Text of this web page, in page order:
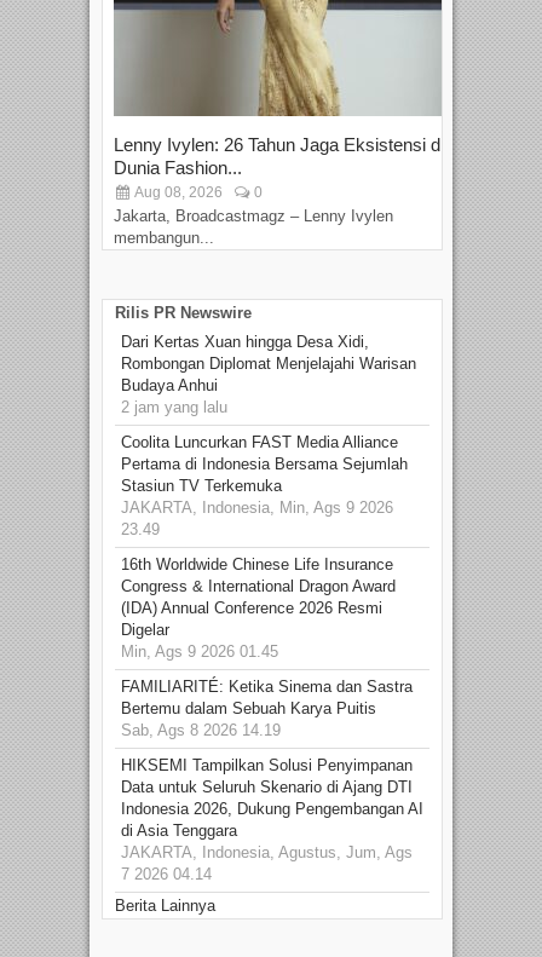
Lenny Ivylen: 26 Tahun Jaga Eksistensi di
Dunia Fashion...
Aug 08, 2026 0
Jakarta, Broadcastmagz – Lenny Ivylen
membangun...
Rilis PR Newswire
Dari Kertas Xuan hingga Desa Xidi,
Rombongan Diplomat Menjelajahi Warisan
Budaya Anhui
2 jam yang lalu
Coolita Luncurkan FAST Media Alliance
Pertama di Indonesia Bersama Sejumlah
Stasiun TV Terkemuka
JAKARTA, Indonesia, Min, Ags 9 2026
23.49
16th Worldwide Chinese Life Insurance
Congress & International Dragon Award
(IDA) Annual Conference 2026 Resmi
Digelar
Min, Ags 9 2026 01.45
FAMILIARITÉ: Ketika Sinema dan Sastra
Bertemu dalam Sebuah Karya Puitis
Sab, Ags 8 2026 14.19
HIKSEMI Tampilkan Solusi Penyimpanan
Data untuk Seluruh Skenario di Ajang DTI
Indonesia 2026, Dukung Pengembangan AI
di Asia Tenggara
JAKARTA, Indonesia, Agustus, Jum, Ags
7 2026 04.14
Berita Lainnya